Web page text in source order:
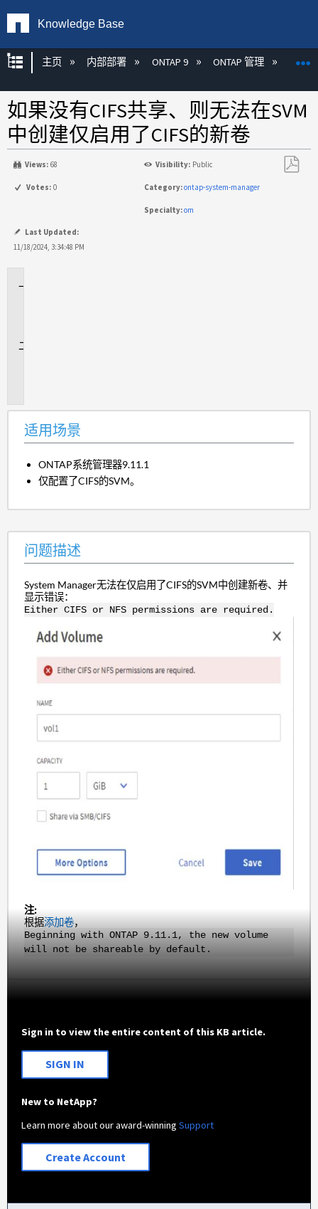
Knowledge Base
扩展/隐缩全局层次
主页 内部部署 ONTAP 9 ONTAP 管理
如果没有CIFS共享、则无法在SVM
中创建仅启用了CIFS的新卷
Views: 68 Visibility: Public
Votes: 0 Category:ontap-system-manager
Specialty:om
Last Updated:
11/18/2024, 3:34:48 PM
适用场景
ONTAP系统管理器9.11.1
仅配置了CIFS的SVM。
问题描述
System Manager无法在仅启用了CIFS的SVM中创建新卷、并
显示错误：
Either CIFS or NFS permissions are required.
注:
根据添加卷，
Beginning with ONTAP 9.11.1, the new volume
will not be shareable by default.
Sign in to view the entire content of this KB article.
SIGN IN
New to NetApp?
Learn more about our award-winningSupport
Create Account